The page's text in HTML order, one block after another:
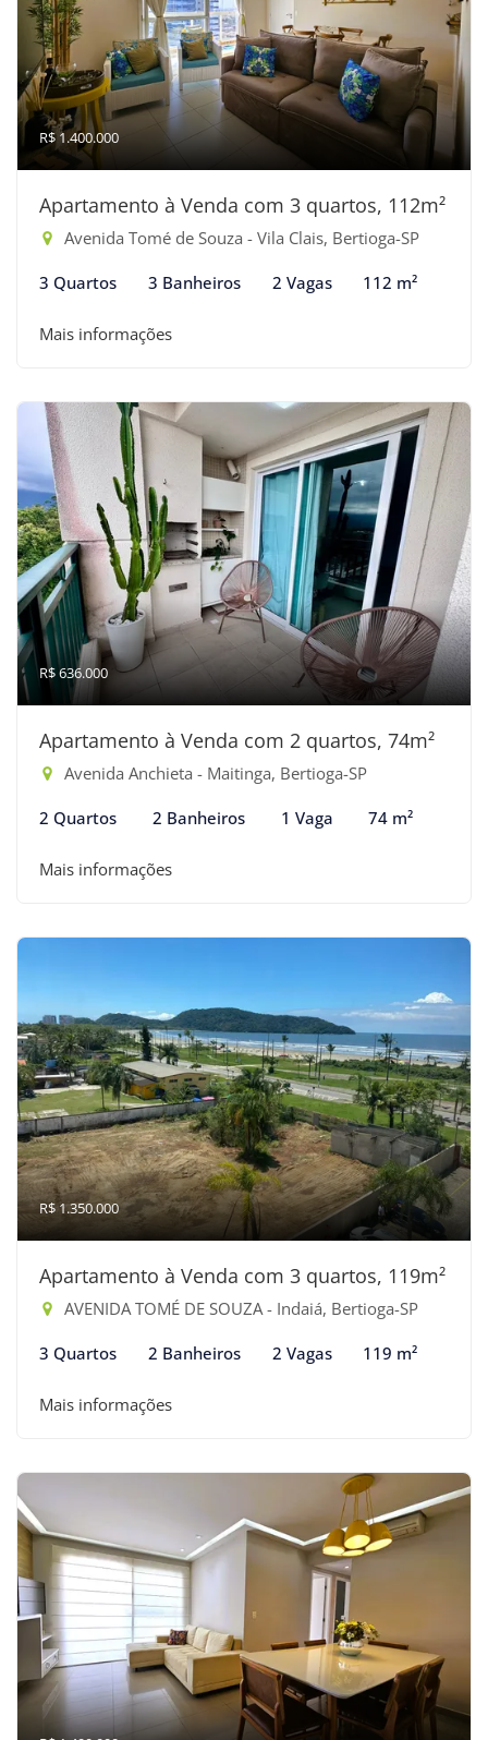
R$ 1.400.000
Apartamento à Venda com 3 quartos, 112m²
Avenida Tomé de Souza - Vila Clais, Bertioga-SP
3 Quartos 3 Banheiros 2 Vagas 112 m²
Mais informações
R$ 636.000
Apartamento à Venda com 2 quartos, 74m²
Avenida Anchieta - Maitinga, Bertioga-SP
2 Quartos 2 Banheiros 1 Vaga 74 m²
Mais informações
R$ 1.350.000
Apartamento à Venda com 3 quartos, 119m²
AVENIDA TOMÉ DE SOUZA - Indaiá, Bertioga-SP
3 Quartos 2 Banheiros 2 Vagas 119 m²
Mais informações